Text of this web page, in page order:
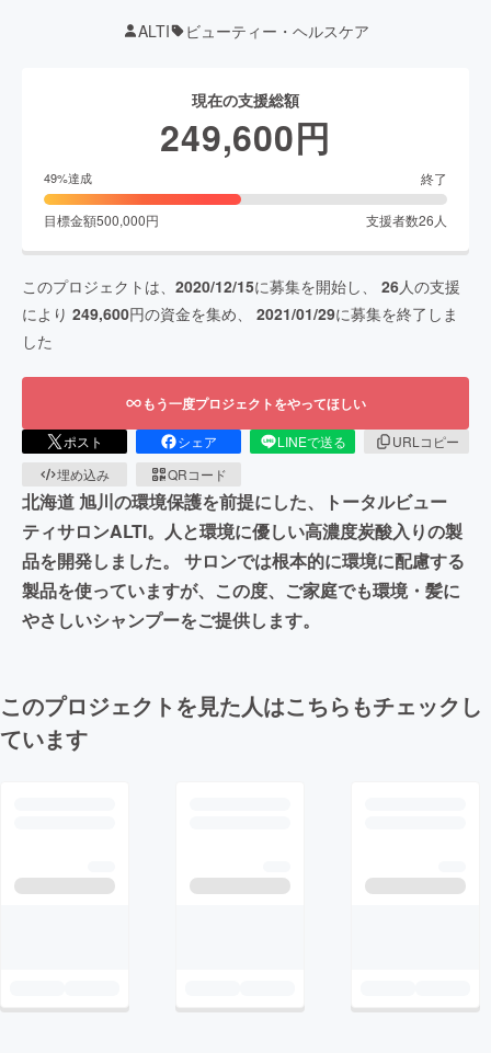
ALTI ビューティー・ヘルスケア
現在の支援総額
249,600円
49%達成 終了
目標金額500,000円 支援者数26 人
このプロジェクトは、 2020/12/15に募集を開始し、 26人の支援
により 249,600円の資金を集め、 2021/01/29に募集を終了しま
した
もう一度プロジェクトをやってほしい
ポスト シェア LINEで送る
URLコピー
埋め込み
QRコード
北海道 旭川の環境保護を前提にした、トータルビュー
ティサロンALTI。人と環境に優しい高濃度炭酸入りの製
品を開発しました。 サロンでは根本的に環境に配慮する
製品を使っていますが、この度、ご家庭でも環境・髪に
やさしいシャンプーをご提供します。
このプロジェクトを見た人はこちらもチェックし
ています